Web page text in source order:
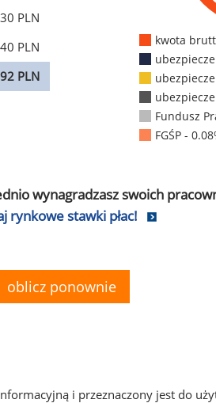
PLN
PLN
PLN
kwota
Fundusz
FGŚP -
wynagradzasz swoich
rynkowe stawki płac!
oblicz ponownie
i przeznaczony jest do